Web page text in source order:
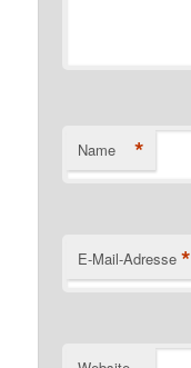
Name *
E-Mail-Adresse *